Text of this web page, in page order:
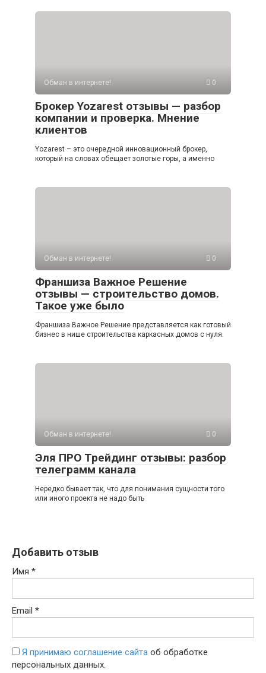
Обман в интернете! 0
Брокер Yozarest отзывы — разбор
компании и проверка. Мнение
клиентов
Yozarest – это очередной инновационный брокер,
который на словах обещает золотые горы, а именно
Обман в интернете! 0
Франшиза Важное Решение
отзывы — строительство домов.
Такое уже было
Франшиза Важное Решение представляется как готовый
бизнес в нише строительства каркасных домов с нуля.
Обман в интернете! 0
Эля ПРО Трейдинг отзывы: разбор
телеграмм канала
Нередко бывает так, что для понимания сущности того
или иного проекта не надо быть
Добавить отзыв
Имя *
Email *
Я принимаю соглашение сайта об обработке
персональных данных.